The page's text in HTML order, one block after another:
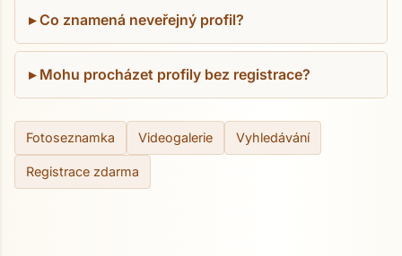
Co znamená neveřejný profil?
Mohu procházet profily bez registrace?
Fotoseznamka Videogalerie Vyhledávání
Registrace zdarma